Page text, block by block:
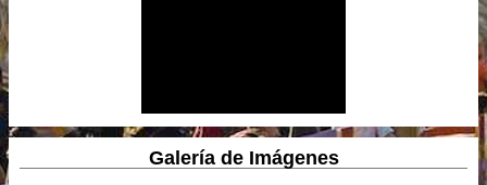
Galería de Imágenes